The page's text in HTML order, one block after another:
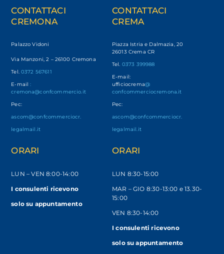
CONTATTACI
CREMONA
Palazzo Vidoni
Via Manzoni, 2 – 26100 Cremona
Tel. 0372 567611
E-mail:
cremona@confcommercio.it
Pec:
ascom@confcommerciocr.
legalmail.it
ORARI
LUN – VEN8:00-14:00
I consulenti ricevono
solosu appuntamento
CONTATTACI
CREMA
Piazza Istria e Dalmazia, 20
26013 Crema CR
Tel. 0373 399988
E-mail:
ufficiocrema@
confcommerciocremona.it
Pec:
ascom@confcommerciocr.
legalmail.it
ORARI
LUN 8:30-15:00
MAR – GIO 8:30-13:00 e 13.30-
15:00
VEN 8:30-14:00
I consulenti ricevono
solo su appuntamento